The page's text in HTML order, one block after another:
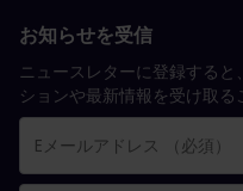
お知らせを受信
ニュースレターに登録する
ションや最新情報を受け取る